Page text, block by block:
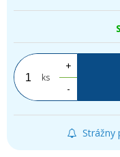
ks
+
-
Strážny